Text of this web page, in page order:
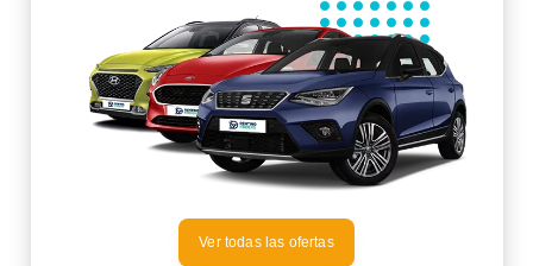
Ver todas las ofertas